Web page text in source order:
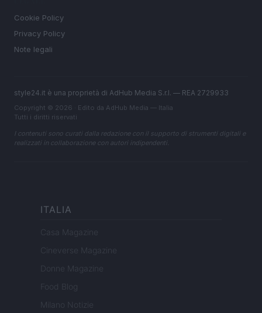
Cookie Policy
Privacy Policy
Note legali
style24.it è una proprietà di AdHub Media S.r.l. — REA 2729933
Copyright © 2026 · Edito da AdHub Media — Italia
Tutti i diritti riservati
I contenuti sono curati dalla redazione con il supporto di strumenti digitali e
realizzati in collaborazione con autori indipendenti.
ITALIA
Casa Magazine
Cineverse Magazine
Donne Magazine
Food Blog
Milano Notizie